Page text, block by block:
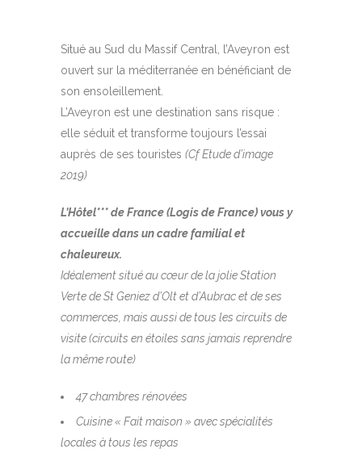
Situé au Sud du Massif Central, l’Aveyron est
ouvert sur la méditerranée en bénéficiant de
son ensoleillement.
L’Aveyron est une destination sans risque :
elle séduit et transforme toujours l’essai
auprès de ses touristes (Cf Etude d’image
2019)
L’Hôtel*** de France (Logis de France) vous y
accueille dans un cadre familial et
chaleureux.
Idéalement situé au cœur de la jolie Station
Verte de St Geniez d’Olt et d’Aubrac et de ses
commerces, mais aussi de tous les circuits de
visite (circuits en étoiles sans jamais reprendre
la même route)
47 chambres rénovées
Cuisine « Fait maison » avec spécialités
locales à tous les repas